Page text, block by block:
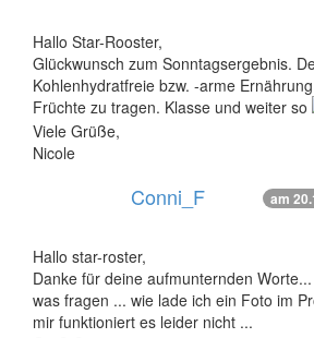
Hallo Star-Rooster,
Glückwunsch zum Sonntagsergebnis.
Kohlenhydratfreie bzw. -arme
Früchte zu tragen. Klasse und weiter so
Viele Grüße,
Nicole
Conni_F am
Hallo star-roster,
Danke für deine aufmunternden
was fragen ... wie lade ich ein Foto im
mir funktioniert es leider nicht ...